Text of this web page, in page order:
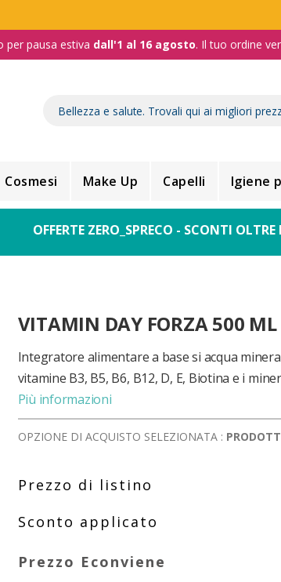
per pausa estiva dall'1 al 16 agosto. Il tuo ordine
Cosmesi Make Up Capelli Igiene
OFFERTE ZERO_SPRECO - SCONTI
VITAMIN DAY FORZA 500 ML
Integratore alimentare a base si acqua
vitamine B3, B5, B6, B12, D, E, Biotina e i
Più informazioni
OPZIONE DI ACQUISTO SELEZIONATA :